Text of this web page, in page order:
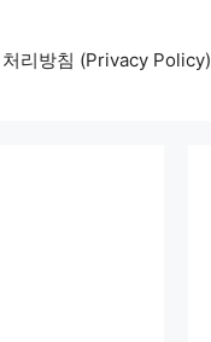
리방침 (Privacy Policy)